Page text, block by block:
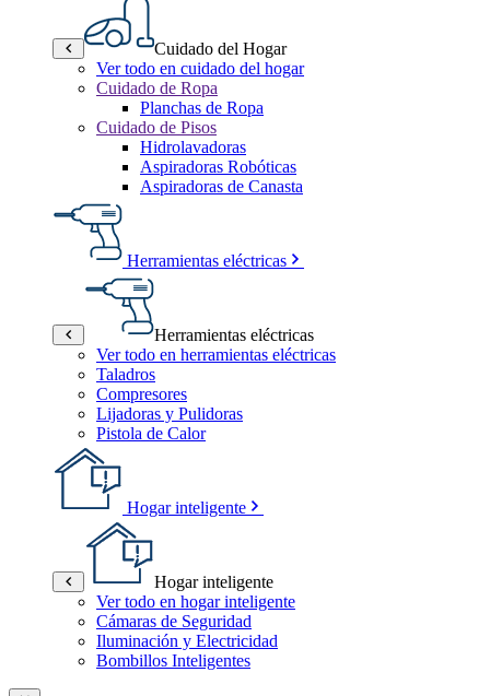
Cuidado del Hogar
Ver todo en cuidado del hogar
Cuidado de Ropa
Planchas de Ropa
Cuidado de Pisos
Hidrolavadoras
Aspiradoras Robóticas
Aspiradoras de Canasta
Herramientas eléctricas
Herramientas eléctricas
Ver todo en herramientas eléctricas
Taladros
Compresores
Lijadoras y Pulidoras
Pistola de Calor
Hogar inteligente
Hogar inteligente
Ver todo en hogar inteligente
Cámaras de Seguridad
Iluminación y Electricidad
Bombillos Inteligentes